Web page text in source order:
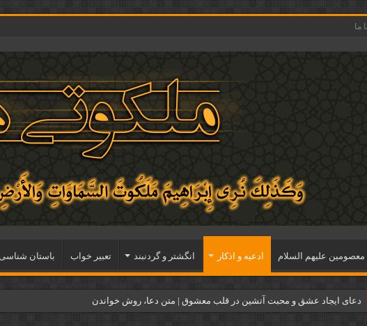
ما
معصومين عليهم السلام ادعيه و اذكار انگشتر و گردنبند تعبیر خواب باستان شناسی
دعای ایجاد عشق و محبت آتشین در قلب معشوق | متن دعا، روش خواندن